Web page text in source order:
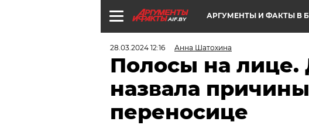
AIF.BY АРГУМЕНТЫ И ФАКТЫ В
28.03.2024 12:16 Анна Шатохина
Полосы на лице.
назвала
переносице